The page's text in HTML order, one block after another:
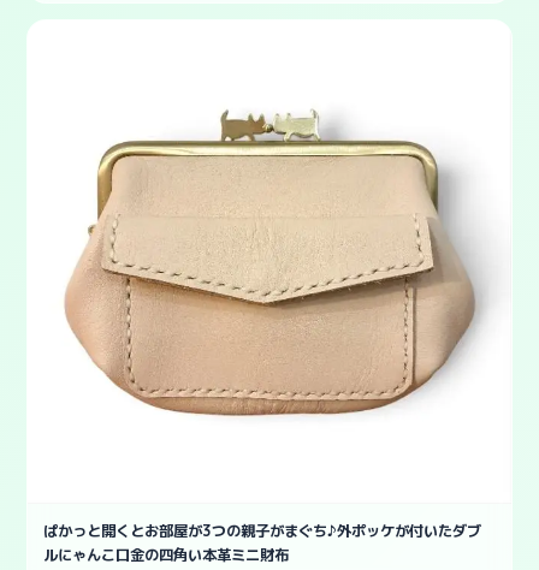
ぱかっと開くとお部屋が3つの親子がまぐち♪外ポッケが付いたダブ
ルにゃんこ口金の四角い本革ミニ財布